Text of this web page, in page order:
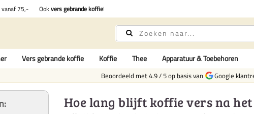
75,- Ookvers gebrande koffie!
Vers gebrande koffie Koffie Thee Apparatuur & Toebehoren
Beoordeeld met4.9/5op basis van Google
Hoe lang blijft koffie vers na